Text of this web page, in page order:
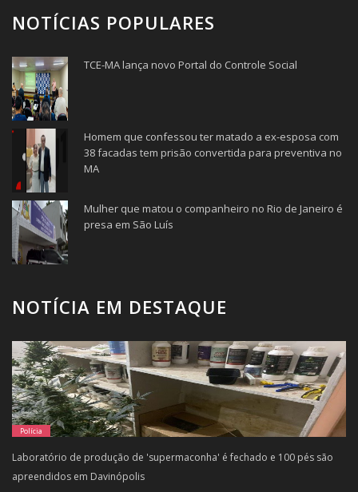
NOTÍCIAS POPULARES
TCE-MA lança novo Portal do Controle Social
Homem que confessou ter matado a ex-esposa com
38 facadas tem prisão convertida para preventiva no
MA
Mulher que matou o companheiro no Rio de Janeiro é
presa em São Luís
NOTÍCIA EM DESTAQUE
Polícia
Laboratório de produção de 'supermaconha' é fechado e 100 pés são
apreendidos em Davinópolis